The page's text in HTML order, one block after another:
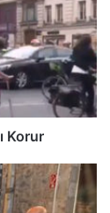
Korur